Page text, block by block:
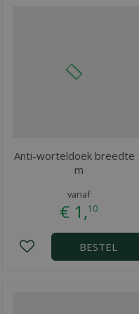
Anti-worteldoek breedte
m
vanaf
€ 1,10
BESTEL